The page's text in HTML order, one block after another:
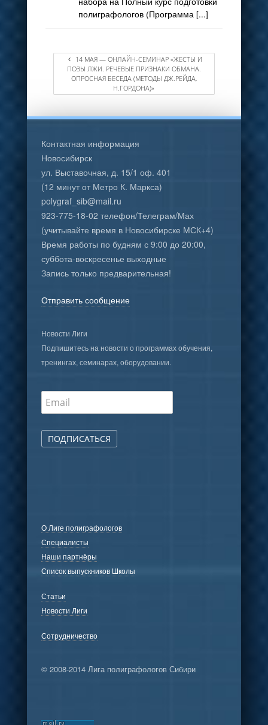
полиграфологов (Программа [...]
14 МАЯ — ОНЛАЙН-СЕМИНАР «ЖЕСТЫ И
ПОЗЫ ЛЖИ. РЕЧЕВЫЕ ПРИЗНАКИ ОБМАНА.
ОПРОСНАЯ БЕСЕДА (МЕТОДЫ ДЖ.РЕЙДА,
Н.ГОРДОНА)»
Контактная информация
Новосибирск
ул. Выставочная, д. 15/1 оф. 401
(12 минут от Метро К. Маркса)
polygraf_sib@mail.ru
923-775-18-02 телефон/Телеграм/Мах
(учитывайте время в Новосибирске МСК+4)
Время работы по будням с 9:00 до 20:00,
суббота-воскресенье выходные
Запись только предварительная!
Отправить сообщение
Новости Лиги
Подпишитесь на новости о программах обучения,
тренингах, семинарах, оборудовании.
ПОДПИСАТЬСЯ
О Лиге полиграфологов
Специалисты
Наши партнёры
Список выпускников Школы
Статьи
Новости Лиги
Сотрудничество
© 2008-2014 Лига полиграфологов Сибири